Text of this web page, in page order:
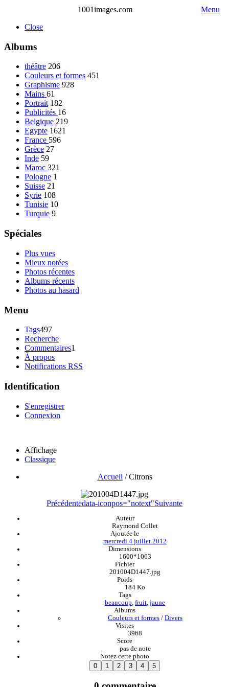
1001images.com
Menu
Close
Albums
théâtre 206
Couleurs et formes 451
Graphisme 928
Mains 61
Portrait 182
Publicités 16
Belgique 219
Egypte 1621
France 596
Grèce 27
Inde 59
Maroc 321
Pologne 1
Suisse 21
Syrie 108
Tunisie 10
Turquie 9
Spéciales
Plus vues
Mieux notées
Photos récentes
Albums récents
Photos au hasard
Menu
Tags497
Recherche
Commentaires1
À propos
Notifications RSS
Identification
S'enregistrer
Connexion
Affichage
Classique
Accueil /Citrons
Précédentedata-iconpos="notext"Suivante
Auteur
Raymond Collet
Ajoutée le
mercredi 4 juillet 2012
Dimensions
1600*1063
Fichier
201004D1447.jpg
Poids
184 Ko
Tags
beaucoup fruit jaune
Albums
Couleurs et formes / Divers
Visites
3968
Score
pas de note
Notez cette photo